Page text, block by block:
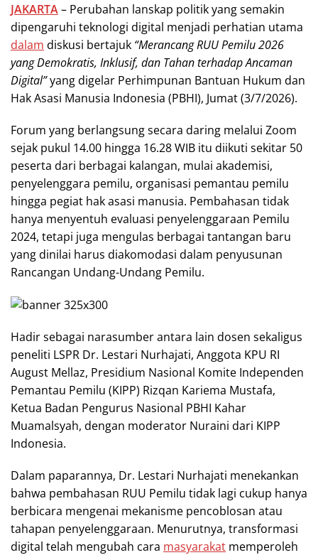
JAKARTA– Perubahan lanskap politik yang semakin
dipengaruhi teknologi digital menjadi perhatian utama
dalam diskusi bertajuk “Merancang RUU Pemilu 2026
yang Demokratis, Inklusif, dan Tahan terhadap Ancaman
Digital”yang digelar Perhimpunan Bantuan Hukum dan
Hak Asasi Manusia Indonesia (PBHI), Jumat (3/7/2026).
Forum yang berlangsung secara daring melalui Zoom
sejak pukul 14.00 hingga 16.28 WIB itu diikuti sekitar 50
peserta dari berbagai kalangan, mulai akademisi,
penyelenggara pemilu, organisasi pemantau pemilu
hingga pegiat hak asasi manusia. Pembahasan tidak
hanya menyentuh evaluasi penyelenggaraan Pemilu
2024, tetapi juga mengulas berbagai tantangan baru
yang dinilai harus diakomodasi dalam penyusunan
Rancangan Undang-Undang Pemilu.
Hadir sebagai narasumber antara lain dosen sekaligus
peneliti LSPR Dr. Lestari Nurhajati, Anggota KPU RI
August Mellaz, Presidium Nasional Komite Independen
Pemantau Pemilu (KIPP) Rizqan Kariema Mustafa,
Ketua Badan Pengurus Nasional PBHI Kahar
Muamalsyah, dengan moderator Nuraini dari KIPP
Indonesia.
Dalam paparannya, Dr. Lestari Nurhajati menekankan
bahwa pembahasan RUU Pemilu tidak lagi cukup hanya
berbicara mengenai mekanisme pencoblosan atau
tahapan penyelenggaraan. Menurutnya, transformasi
digital telah mengubah cara masyarakat memperoleh